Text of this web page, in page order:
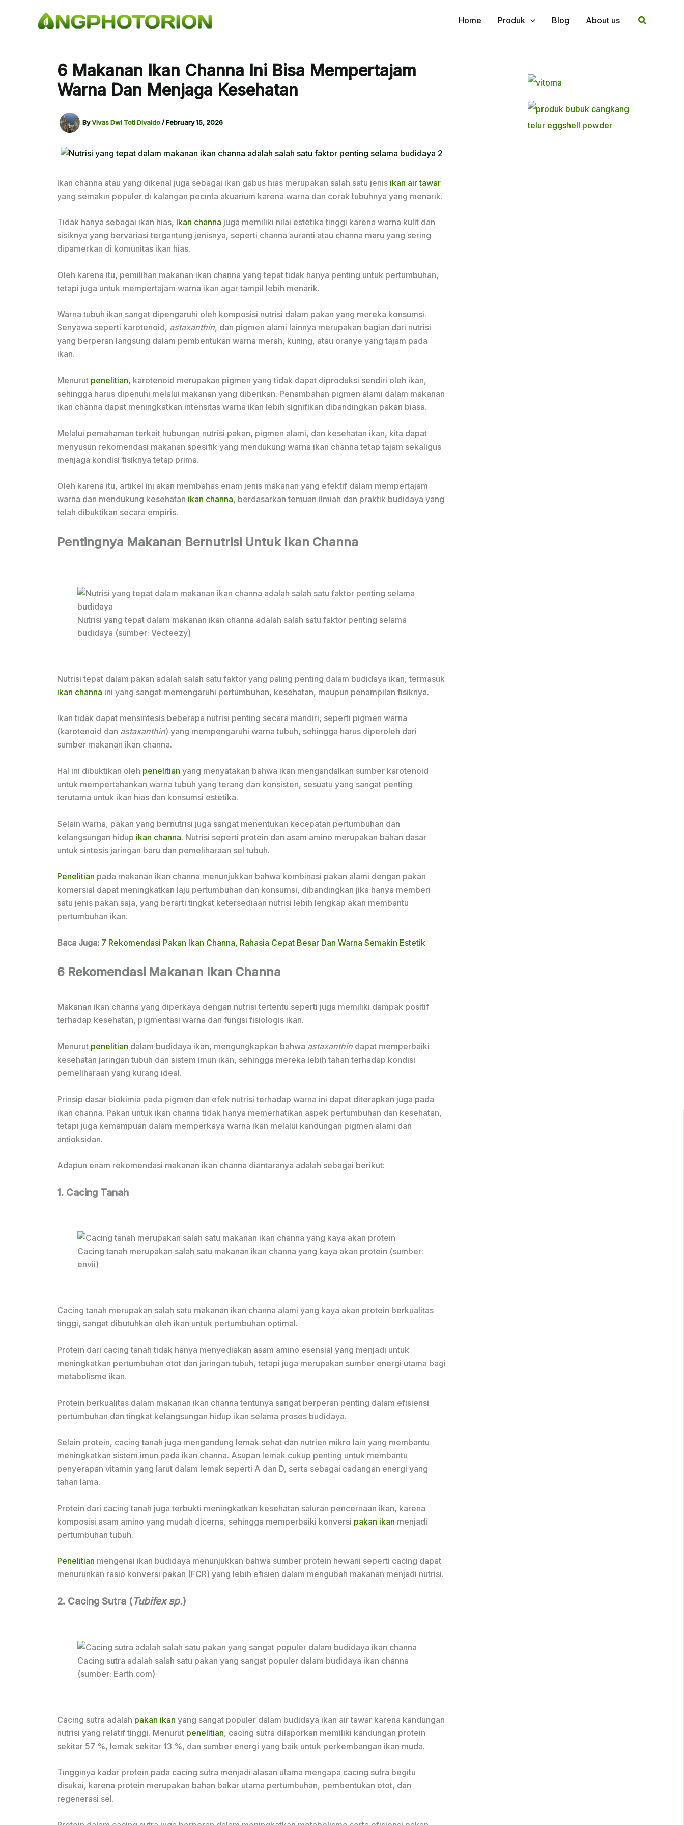
Home Produk Blog About us Search
6 Makanan Ikan Channa Ini Bisa Mempertajam
Warna Dan Menjaga Kesehatan
ByVivas Dwi Toti Divaldo/February 15, 2026
Ikan channa atau yang dikenal juga sebagai ikan gabus hias merupakan salah satu jenis ikan air tawar
yang semakin populer di kalangan pecinta akuarium karena warna dan corak tubuhnya yang menarik.
Tidak hanya sebagai ikan hias, Ikan channa juga memiliki nilai estetika tinggi karena warna kulit dan
sisiknya yang bervariasi tergantung jenisnya, seperti channa auranti atau channa maru yang sering
dipamerkan di komunitas ikan hias.
Oleh karena itu, pemilihan makanan ikan channa yang tepat tidak hanya penting untuk pertumbuhan,
tetapi juga untuk mempertajam warna ikan agar tampil lebih menarik.
Warna tubuh ikan sangat dipengaruhi oleh komposisi nutrisi dalam pakan yang mereka konsumsi.
Senyawa seperti karotenoid, astaxanthin, dan pigmen alami lainnya merupakan bagian dari nutrisi
yang berperan langsung dalam pembentukan warna merah, kuning, atau oranye yang tajam pada
ikan.
Menurut penelitian, karotenoid merupakan pigmen yang tidak dapat diproduksi sendiri oleh ikan,
sehingga harus dipenuhi melalui makanan yang diberikan. Penambahan pigmen alami dalam makanan
ikan channa dapat meningkatkan intensitas warna ikan lebih signifikan dibandingkan pakan biasa.
Melalui pemahaman terkait hubungan nutrisi pakan, pigmen alami, dan kesehatan ikan, kita dapat
menyusun rekomendasi makanan spesifik yang mendukung warna ikan channa tetap tajam sekaligus
menjaga kondisi fisiknya tetap prima.
Oleh karena itu, artikel ini akan membahas enam jenis makanan yang efektif dalam mempertajam
warna dan mendukung kesehatan ikan channa, berdasarkan temuan ilmiah dan praktik budidaya yang
telah dibuktikan secara empiris.
Pentingnya Makanan Bernutrisi Untuk Ikan Channa
Nutrisi yang tepat dalam makanan ikan channa adalah salah satu faktor penting selama
budidaya (sumber: Vecteezy)
Nutrisi tepat dalam pakan adalah salah satu faktor yang paling penting dalam budidaya ikan, termasuk
ikan channa ini yang sangat memengaruhi pertumbuhan, kesehatan, maupun penampilan fisiknya.
Ikan tidak dapat mensintesis beberapa nutrisi penting secara mandiri, seperti pigmen warna
(karotenoid dan astaxanthin) yang mempengaruhi warna tubuh, sehingga harus diperoleh dari
sumber makanan ikan channa.
Hal ini dibuktikan oleh penelitian yang menyatakan bahwa ikan mengandalkan sumber karotenoid
untuk mempertahankan warna tubuh yang terang dan konsisten, sesuatu yang sangat penting
terutama untuk ikan hias dan konsumsi estetika.
Selain warna, pakan yang bernutrisi juga sangat menentukan kecepatan pertumbuhan dan
kelangsungan hidup ikan channa. Nutrisi seperti protein dan asam amino merupakan bahan dasar
untuk sintesis jaringan baru dan pemeliharaan sel tubuh.
Penelitian pada makanan ikan channa menunjukkan bahwa kombinasi pakan alami dengan pakan
komersial dapat meningkatkan laju pertumbuhan dan konsumsi, dibandingkan jika hanya memberi
satu jenis pakan saja, yang berarti tingkat ketersediaan nutrisi lebih lengkap akan membantu
pertumbuhan ikan.
Baca Juga: 7 Rekomendasi Pakan Ikan Channa, Rahasia Cepat Besar Dan Warna Semakin Estetik
6 Rekomendasi Makanan Ikan Channa
Makanan ikan channa yang diperkaya dengan nutrisi tertentu seperti juga memiliki dampak positif
terhadap kesehatan, pigmentasi warna dan fungsi fisiologis ikan.
Menurut penelitian dalam budidaya ikan, mengungkapkan bahwa astaxanthin dapat memperbaiki
kesehatan jaringan tubuh dan sistem imun ikan, sehingga mereka lebih tahan terhadap kondisi
pemeliharaan yang kurang ideal.
Prinsip dasar biokimia pada pigmen dan efek nutrisi terhadap warna ini dapat diterapkan juga pada
ikan channa. Pakan untuk ikan channa tidak hanya memerhatikan aspek pertumbuhan dan kesehatan,
tetapi juga kemampuan dalam memperkaya warna ikan melalui kandungan pigmen alami dan
antioksidan.
Adapun enam rekomendasi makanan ikan channa diantaranya adalah sebagai berikut:
1. Cacing Tanah
Cacing tanah merupakan salah satu makanan ikan channa yang kaya akan protein (sumber:
envii)
Cacing tanah merupakan salah satu makanan ikan channa alami yang kaya akan protein berkualitas
tinggi, sangat dibutuhkan oleh ikan untuk pertumbuhan optimal.
Protein dari cacing tanah tidak hanya menyediakan asam amino esensial yang menjadi untuk
meningkatkan pertumbuhan otot dan jaringan tubuh, tetapi juga merupakan sumber energi utama bagi
metabolisme ikan.
Protein berkualitas dalam makanan ikan channa tentunya sangat berperan penting dalam efisiensi
pertumbuhan dan tingkat kelangsungan hidup ikan selama proses budidaya.
Selain protein, cacing tanah juga mengandung lemak sehat dan nutrien mikro lain yang membantu
meningkatkan sistem imun pada ikan channa. Asupan lemak cukup penting untuk membantu
penyerapan vitamin yang larut dalam lemak seperti A dan D, serta sebagai cadangan energi yang
tahan lama.
Protein dari cacing tanah juga terbukti meningkatkan kesehatan saluran pencernaan ikan, karena
komposisi asam amino yang mudah dicerna, sehingga memperbaiki konversi pakan ikan menjadi
pertumbuhan tubuh.
Penelitian mengenai ikan budidaya menunjukkan bahwa sumber protein hewani seperti cacing dapat
menurunkan rasio konversi pakan (FCR) yang lebih efisien dalam mengubah makanan menjadi nutrisi.
2. Cacing Sutra (Tubifex sp.)
Cacing sutra adalah salah satu pakan yang sangat populer dalam budidaya ikan channa
(sumber: Earth.com)
Cacing sutra adalah pakan ikan yang sangat populer dalam budidaya ikan air tawar karena kandungan
nutrisi yang relatif tinggi. Menurut penelitian, cacing sutra dilaporkan memiliki kandungan protein
sekitar 57 %, lemak sekitar 13 %, dan sumber energi yang baik untuk perkembangan ikan muda.
Tingginya kadar protein pada cacing sutra menjadi alasan utama mengapa cacing sutra begitu
disukai, karena protein merupakan bahan bakar utama pertumbuhan, pembentukan otot, dan
regenerasi sel.